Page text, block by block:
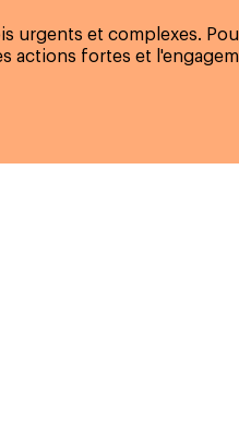
urgents et complexes.
actions fortes et